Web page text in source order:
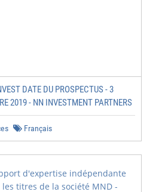
DATE DU PROSPECTUS - 3
2019 - NN INVESTMENT PARTNERS
Français